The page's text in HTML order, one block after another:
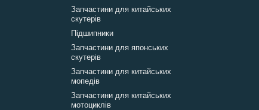
Запчастини для китайських
скутерів
Підшипники
Запчастини для японських
скутерів
Запчастини для китайських
мопедів
Запчастини для китайських
мотоциклів